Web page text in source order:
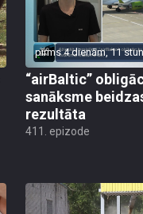
pirms 4 dienām, 11
“airBaltic”
sanāksme
rezultāta
411. epizode